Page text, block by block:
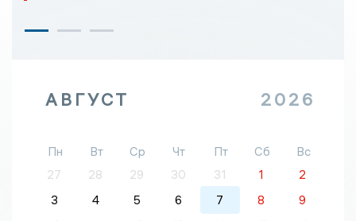
АВГУСТ 2026
Пн Вт Ср Чт Пт Сб
Вс
27
28 29 30 31 1
2
3
4 5 6 7 8
9